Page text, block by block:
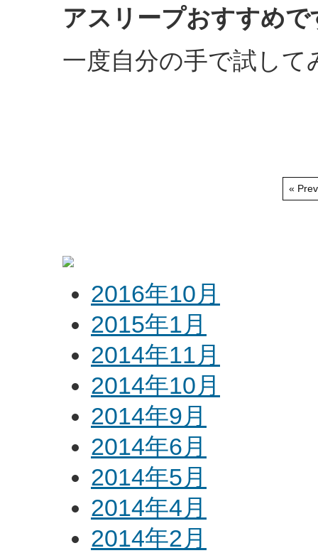
アスリープおすすめ
一度自分の手で試して
« Prev
2016年10月
2015年1月
2014年11月
2014年10月
2014年9月
2014年6月
2014年5月
2014年4月
2014年2月